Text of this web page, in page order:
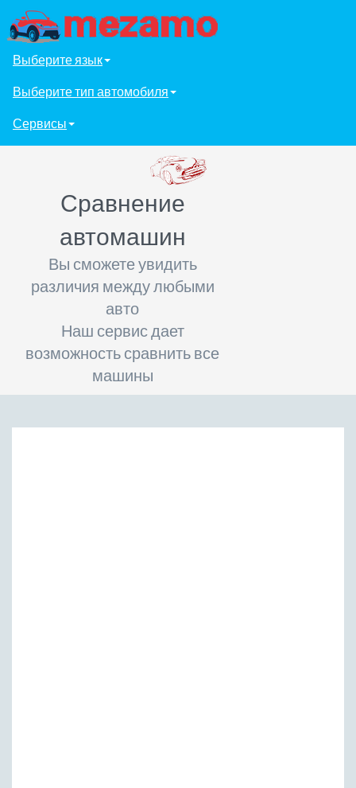
Выберите язык
Выберите тип автомобиля
Сервисы
Сравнение
автомашин
Вы сможете увидить
различия между любыми
авто
Наш сервис дает
возможность сравнить все
машины